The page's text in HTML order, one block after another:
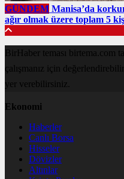
GÜNDEM Manisa’da
ağır olmak üzere toplam 5
BirHaber teması birtema.com
çalışmanız için
yer verebilirsiniz.
Ekonomi
Haberler
Canlı Borsa
Hisseler
Dövizler
Altınlar